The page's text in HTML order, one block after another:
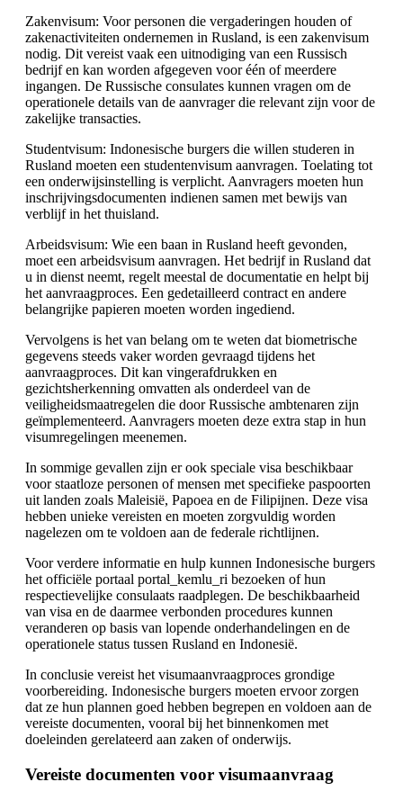
Zakenvisum: Voor personen die vergaderingen houden of
zakenactiviteiten ondernemen in Rusland, is een zakenvisum
nodig. Dit vereist vaak een uitnodiging van een Russisch
bedrijf en kan worden afgegeven voor één of meerdere
ingangen. De Russische consulates kunnen vragen om de
operationele details van de aanvrager die relevant zijn voor de
zakelijke transacties.
Studentvisum: Indonesische burgers die willen studeren in
Rusland moeten een studentenvisum aanvragen. Toelating tot
een onderwijsinstelling is verplicht. Aanvragers moeten hun
inschrijvingsdocumenten indienen samen met bewijs van
verblijf in het thuisland.
Arbeidsvisum: Wie een baan in Rusland heeft gevonden,
moet een arbeidsvisum aanvragen. Het bedrijf in Rusland dat
u in dienst neemt, regelt meestal de documentatie en helpt bij
het aanvraagproces. Een gedetailleerd contract en andere
belangrijke papieren moeten worden ingediend.
Vervolgens is het van belang om te weten dat biometrische
gegevens steeds vaker worden gevraagd tijdens het
aanvraagproces. Dit kan vingerafdrukken en
gezichtsherkenning omvatten als onderdeel van de
veiligheidsmaatregelen die door Russische ambtenaren zijn
geïmplementeerd. Aanvragers moeten deze extra stap in hun
visumregelingen meenemen.
In sommige gevallen zijn er ook speciale visa beschikbaar
voor staatloze personen of mensen met specifieke paspoorten
uit landen zoals Maleisië, Papoea en de Filipijnen. Deze visa
hebben unieke vereisten en moeten zorgvuldig worden
nagelezen om te voldoen aan de federale richtlijnen.
Voor verdere informatie en hulp kunnen Indonesische burgers
het officiële portaal portal_kemlu_ri bezoeken of hun
respectievelijke consulaats raadplegen. De beschikbaarheid
van visa en de daarmee verbonden procedures kunnen
veranderen op basis van lopende onderhandelingen en de
operationele status tussen Rusland en Indonesië.
In conclusie vereist het visumaanvraagproces grondige
voorbereiding. Indonesische burgers moeten ervoor zorgen
dat ze hun plannen goed hebben begrepen en voldoen aan de
vereiste documenten, vooral bij het binnenkomen met
doeleinden gerelateerd aan zaken of onderwijs.
Vereiste documenten voor visumaanvraag